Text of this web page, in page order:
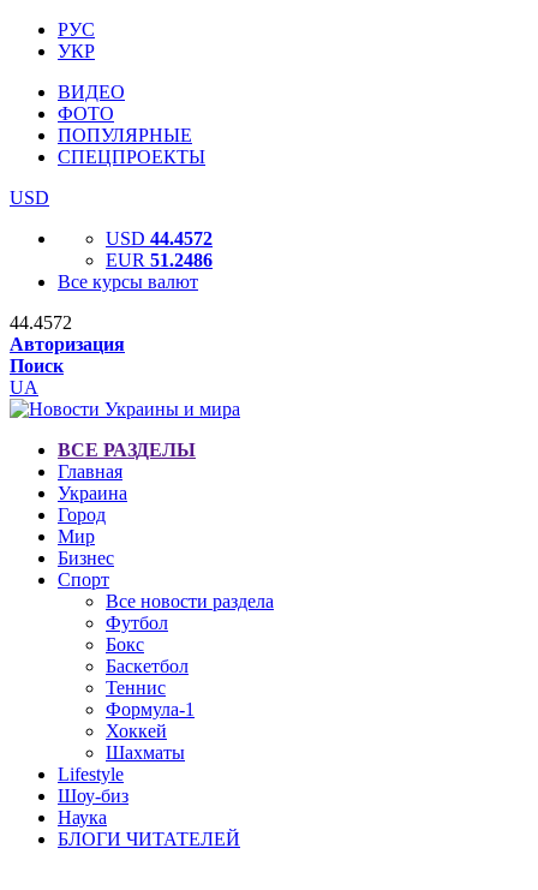
РУС
УКР
ВИДЕО
ФОТО
ПОПУЛЯРНЫЕ
СПЕЦПРОЕКТЫ
USD
USD 44.4572
EUR 51.2486
Все курсы валют
44.4572
Авторизация
Поиск
UA
ВСЕ РАЗДЕЛЫ
Главная
Украина
Город
Мир
Бизнес
Спорт
Все новости раздела
Футбол
Бокс
Баскетбол
Теннис
Формула-1
Хоккей
Шахматы
Lifestyle
Шоу-биз
Наука
БЛОГИ ЧИТАТЕЛЕЙ